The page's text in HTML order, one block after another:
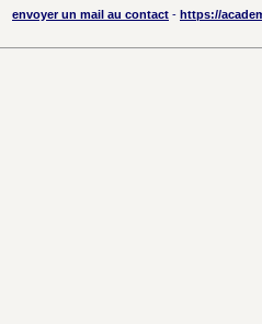
envoyer un mail au contact - https://